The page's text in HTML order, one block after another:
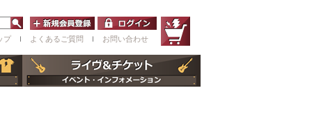
プ ｌ よくあるご質問 ｌ お問い合わせ